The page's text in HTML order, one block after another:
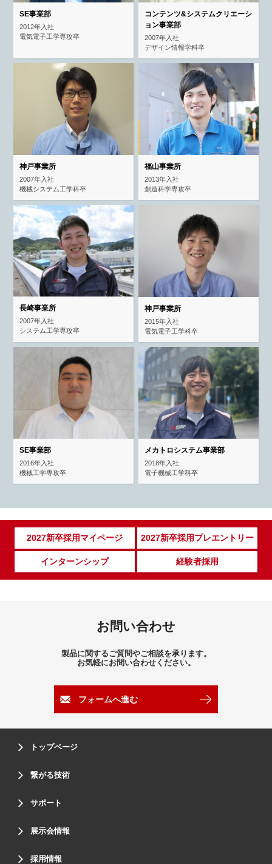
SE事業部
2012年入社
電気電子工学専攻卒
コンテンツ&システムクリエーシ
ョン事業部
2007年入社
デザイン情報学科卒
神戸事業所
2007年入社
機械システム工学科卒
福山事業所
2013年入社
創造科学専攻卒
長崎事業所
2007年入社
システム工学専攻卒
神戸事業所
2015年入社
電気電子工学科卒
SE事業部
2016年入社
機械工学専攻卒
メカトロシステム事業部
2018年入社
電子機械工学科卒
2027新卒採用マイページ 2027新卒採用プレエントリー
インターンシップ 経験者採用
お問い合わせ
製品に関するご質問やご相談を承ります。
お気軽にお問い合わせください。
フォームへ進む
トップページ
繋がる技術
サポート
展示会情報
採用情報